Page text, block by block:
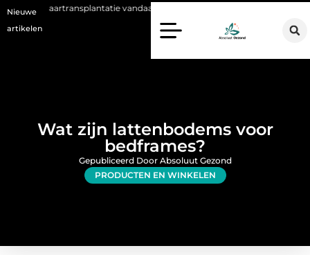
Nieuwe
artikelen
vandaag de dag kan betekenen
Wat zijn lattenbodems voor
bedframes?
PRODUCTEN EN WINKELEN
Gepubliceerd Door Absoluut Gezond